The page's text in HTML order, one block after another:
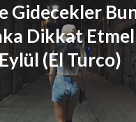
Gidecekler
Dikkat
(El Turco)